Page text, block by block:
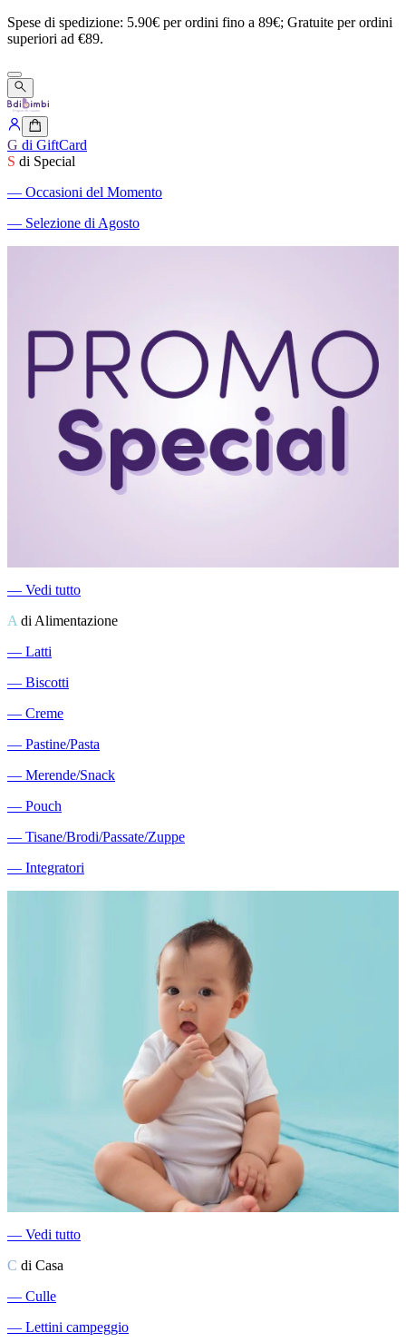
Spese di spedizione: 5.90€ perordini fino a 89€; Gratuite perordini
superiori ad €89.
G di GiftCard
S di Special
― Occasioni del Momento
― Selezione di Agosto
― Vedi tutto
A di Alimentazione
― Latti
― Biscotti
― Creme
― Pastine/Pasta
― Merende/Snack
― Pouch
― Tisane/Brodi/Passate/Zuppe
― Integratori
― Vedi tutto
C di Casa
― Culle
― Lettini campeggio